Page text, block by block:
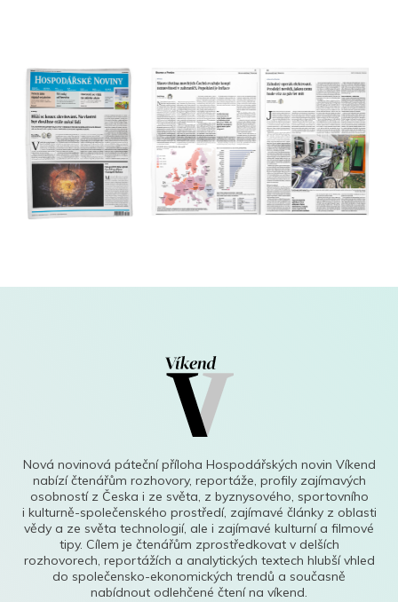
Nová novinová páteční příloha Hospodářských novin Víkend
nabízí čtenářům rozhovory, reportáže, profily zajímavých
osobností z Česka i ze světa, z byznysového, sportovního
i kulturně-společenského prostředí, zajímavé články z oblasti
vědy a ze světa technologií, ale i zajímavé kulturní a filmové
tipy. Cílem je čtenářům zprostředkovat v delších
rozhovorech, reportážích a analytických textech hlubší vhled
do společensko-ekonomických trendů a současně
nabídnout odlehčené čtení na víkend.